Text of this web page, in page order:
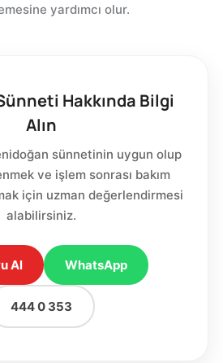
yardımcı olur.
Hakkında Bilgi
Alın
sünnetinin uygun olup
ve işlem sonrası bakım
için uzman değerlendirmesi
alabilirsiniz.
Al WhatsApp
444 0 353